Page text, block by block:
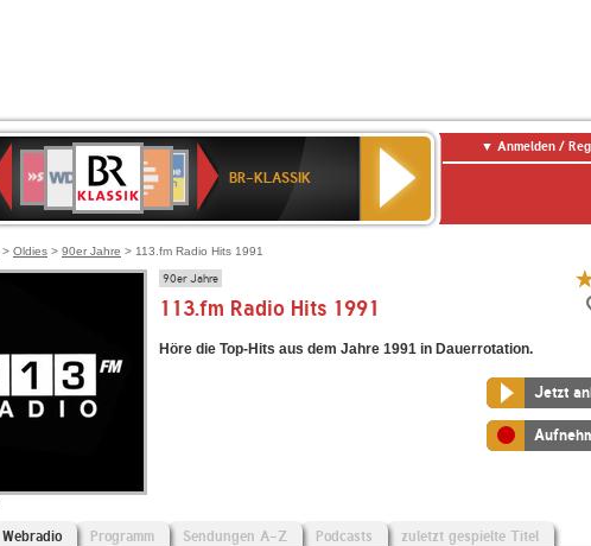
Deutschlandfunk
80er
90er
OLDIE
ANTENNE
4
BR-
KLASSIK
Deutschlandfunk
Kultur
ANTENNE
BAYERN
SWR
Kultur
NDR
2
BR-KLASSIK
Anmelden /
> Oldies > 90er Jahre > 113.fm Radio Hits 1991
90er Jahre
113.fm Radio Hits 1991
Höre die Top-Hits aus dem Jahre 1991 in Dauerrotation.
Jetzt
Webradio Programm Sendungen A-Z Podcasts zuletzt gespielte Titel